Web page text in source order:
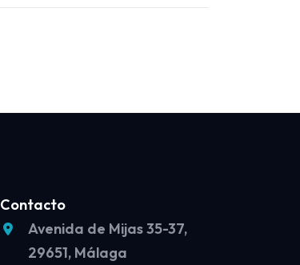
Contacto
Avenida de Mijas 35-37,
29651, Málaga